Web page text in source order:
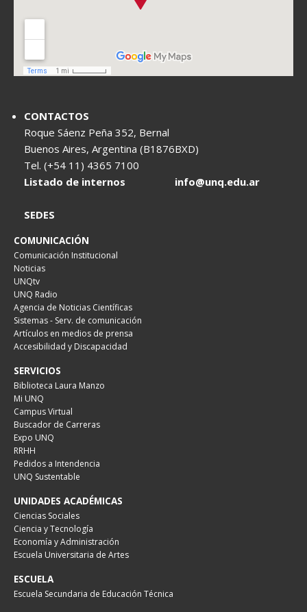
CONTACTOS
Roque Sáenz Peña 352, Bernal
Buenos Aires, Argentina (B1876BXD)
Tel. (+54 11) 4365 7100
Listado de internos
info@unq.edu.ar
SEDES
COMUNICACIÓN
Comunicación Institucional
Noticias
UNQtv
UNQ Radio
Agencia de Noticias Científicas
Sistemas - Serv. de comunicación
Artículos en medios de prensa
Accesibilidad y Discapacidad
SERVICIOS
Biblioteca Laura Manzo
Mi UNQ
Campus Virtual
Buscador de Carreras
Expo UNQ
RRHH
Pedidos a Intendencia
UNQ Sustentable
UNIDADES ACADÉMICAS
Ciencias Sociales
Ciencia y Tecnología
Economía y Administración
Escuela Universitaria de Artes
ESCUELA
Escuela Secundaria de Educación Técnica